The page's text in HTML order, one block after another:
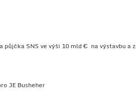
SNS ve výši 10 mld € na výstavbu a
JE Busheher